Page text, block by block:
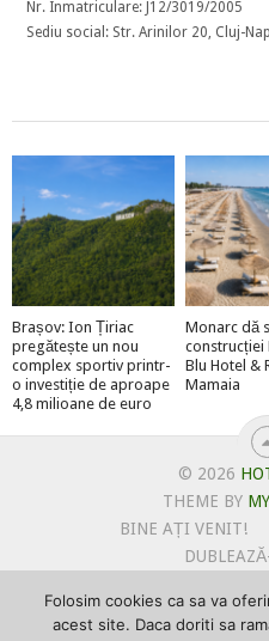
Nr. Înmatriculare: J12/3019/2005
Sediu social: Str. Arinilor 20, Cluj-
Brașov: Ion Țiriac
pregătește un nou
complex sportiv printr-
o investiție de aproape
4,8 milioane de euro
Monarc dă
construcției
Blu Hotel &
Mamaia
© 2026
THEME BY
BINE AȚI VENIT!
POLITICA DE
Folosim cookies ca sa va
acest site. Daca doriti sa